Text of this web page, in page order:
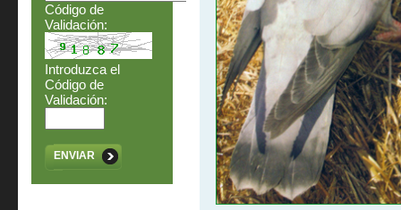
Código de
Validación:
Introduzca el
Código de
Validación:
ENVIAR